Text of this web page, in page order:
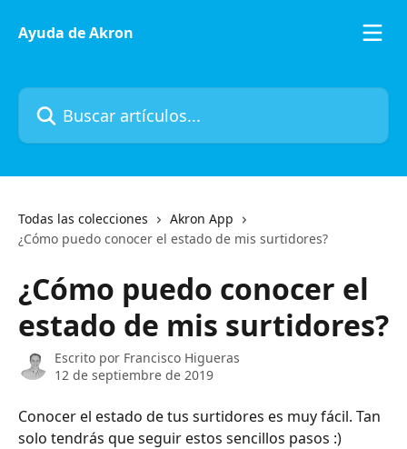
Ayuda de Akron
Buscar artículos...
Todas las colecciones
Akron App
¿Cómo puedo conocer el estado de mis surtidores?
¿Cómo puedo conocer el
estado de mis surtidores?
Escrito por Francisco Higueras
12 de septiembre de 2019
Conocer el estado de tus surtidores es muy fácil. Tan
solo tendrás que seguir estos sencillos pasos :)